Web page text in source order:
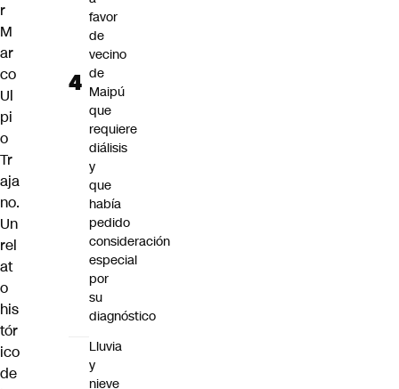
r
M
ar
co
Ul
pi
o
Tr
aja
no.
Un
rel
at
o
his
tór
ico
de
favor
de
vecino
de
Maipú
que
requiere
diálisis
y
que
había
pedido
consideración
especial
por
su
diagnóstico
Lluvia
y
nieve